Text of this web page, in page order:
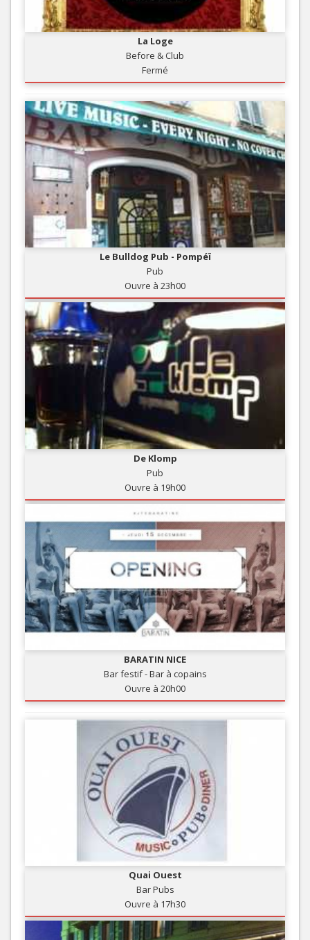
La Loge
Before & Club
Fermé
Le Bulldog Pub - Pompéï
Pub
Ouvre à 23h00
De Klomp
Pub
Ouvre à 19h00
BARATIN NICE
Bar festif - Bar à copains
Ouvre à 20h00
Quai Ouest
Bar Pubs
Ouvre à 17h30